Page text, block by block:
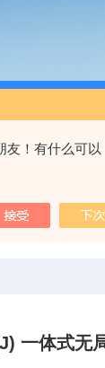
友！有什么可以
一体式无